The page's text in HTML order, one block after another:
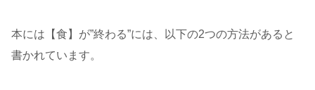
本には【食】が”終わる”には、以下の2つの方法があると
書かれています。